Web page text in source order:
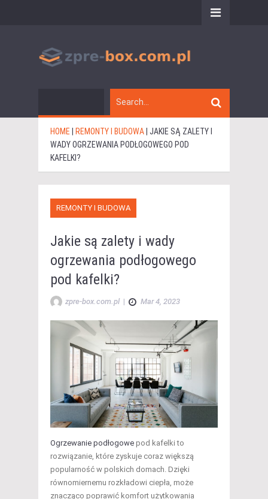
HOME REMONTY I BUDOWA JAKIE SĄ ZALETY I
WADY OGRZEWANIA PODŁOGOWEGO POD
KAFELKI?
REMONTY I BUDOWA
Jakie są zalety i wady
ogrzewania podłogowego
pod kafelki?
zpre-box.com.pl | Mar 4, 2023
Ogrzewanie podłogowe pod kafelki to
rozwiązanie, które zyskuje coraz większą
popularność w polskich domach. Dzięki
równomiernemu rozkładowi ciepła, może
znacząco poprawić komfort użytkowania